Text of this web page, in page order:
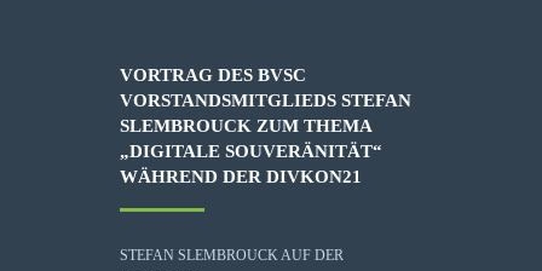
VORTRAG DES BVSC
VORSTANDSMITGLIEDS STEFAN
SLEMBROUCK ZUM THEMA
„DIGITALE SOUVERÄNITÄT“
WÄHREND DER DIVKON21
STEFAN SLEMBROUCK AUF DER